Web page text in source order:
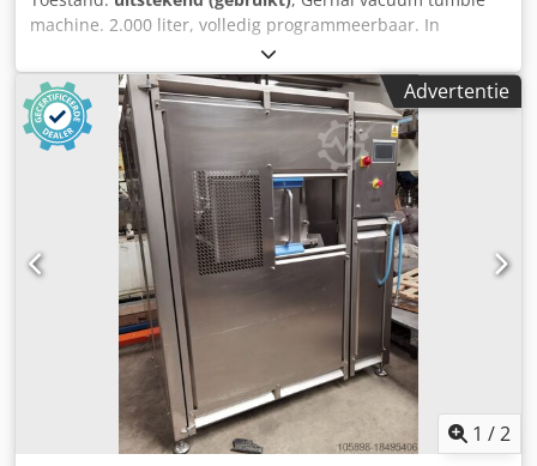
machine. 2.000 liter, volledig programmeerbaar. In
onberispelijke staat. Chodpfx Acjx R N Uljwja
Advertentie
1 /2